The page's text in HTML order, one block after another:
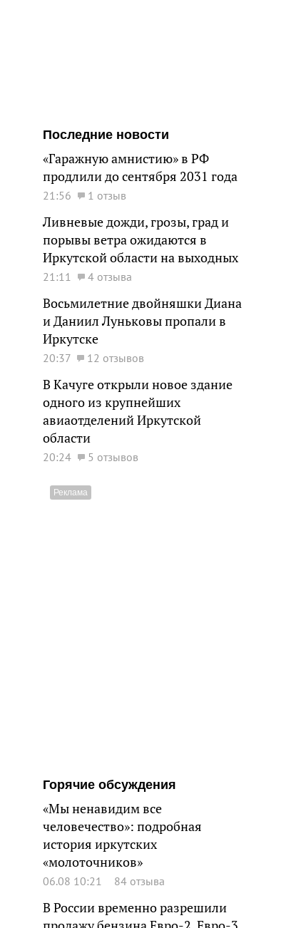
Последние новости
«Гаражную амнистию» в РФ
продлили до сентября 2031 года
21:56 1 отзыв
Ливневые дожди, грозы, град и
порывы ветра ожидаются в
Иркутской области на выходных
21:11 4 отзыва
Восьмилетние двойняшки Диана
и Даниил Луньковы пропали в
Иркутске
20:37 12 отзывов
В Качуге открыли новое здание
одного из крупнейших
авиаотделений Иркутской
области
20:24 5 отзывов
Горячие обсуждения
«Мы ненавидим все
человечество»: подробная
история иркутских
«молоточников»
06.08 10:21 84 отзыва
В России временно разрешили